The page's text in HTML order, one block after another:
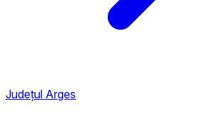
Județul Arges